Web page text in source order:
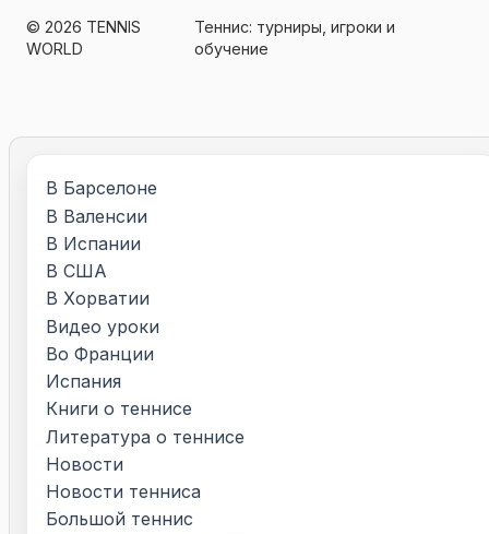
© 2026 TENNIS
WORLD
Теннис: турниры, игроки и
обучение
В Барселоне
В Валенсии
В Испании
В США
В Хорватии
Видео уроки
Во Франции
Испания
Книги о теннисе
Литература о теннисе
Новости
Новости тенниса
Большой теннис